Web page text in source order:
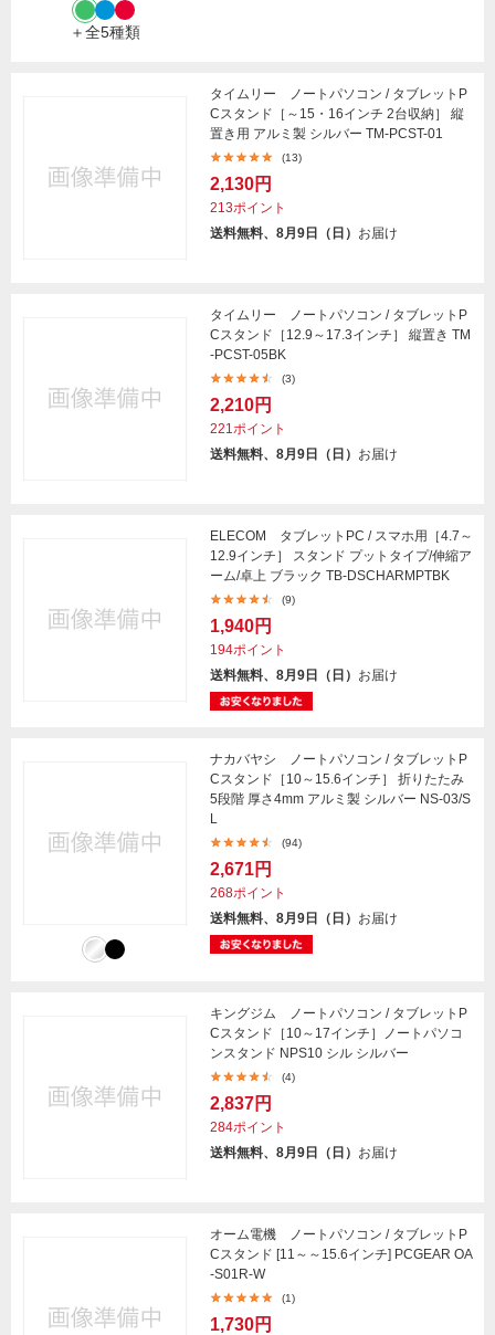
＋全5種類
タイムリー ノートパソコン / タブレットP
Cスタンド［～15・16インチ 2台収納］ 縦
置き用 アルミ製 シルバー TM-PCST-01
(13)
2,130円
213ポイント
送料無料、8月9日（日） お届け
タイムリー ノートパソコン / タブレットP
Cスタンド［12.9～17.3インチ］ 縦置き TM
-PCST-05BK
(3)
2,210円
221ポイント
送料無料、8月9日（日） お届け
ELECOM タブレットPC / スマホ用［4.7～
12.9インチ］ スタンド プットタイプ/伸縮ア
ーム/卓上 ブラック TB-DSCHARMPTBK
(9)
1,940円
194ポイント
送料無料、8月9日（日） お届け
ナカバヤシ ノートパソコン / タブレットP
Cスタンド［10～15.6インチ］ 折りたたみ
5段階 厚さ4mm アルミ製 シルバー NS-03/S
L
(94)
2,671円
268ポイント
送料無料、8月9日（日） お届け
キングジム ノートパソコン / タブレットP
Cスタンド［10～17インチ］ノートパソコ
ンスタンド NPS10 シル シルバー
(4)
2,837円
284ポイント
送料無料、8月9日（日） お届け
オーム電機 ノートパソコン / タブレットP
Cスタンド [11～～15.6インチ] PCGEAR OA
-S01R-W
(1)
1,730円